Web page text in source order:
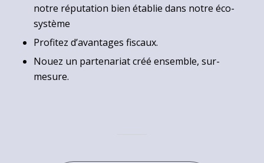
notre réputation bien établie dans notre éco-
système
Profitez d’avantages fiscaux.
Nouez un partenariat créé ensemble, sur-
mesure.